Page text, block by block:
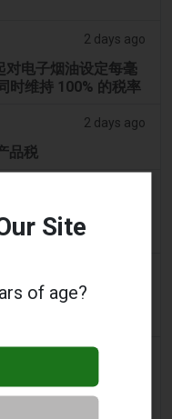
2 days ago
对电子烟油设定每毫
时维持 100% 的税率
2 days ago
品税
场崛起，而电子烟
欧元后，政府正考虑
2 days ago
日生效，但并未生
Site
of age?